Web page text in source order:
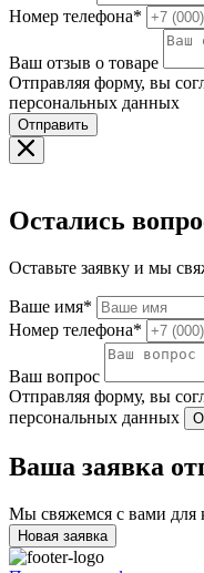
Номер телефона*
Ваш отзыв о товаре
Отправляя форму, вы
персональных данных
Отправить
Остались
Оставьте заявку и мы
Ваше имя*
Номер телефона*
Ваш вопрос
Отправляя форму, вы
персональных данных
Ваша заявка
Мы свяжемся с вами для
Новая заявка